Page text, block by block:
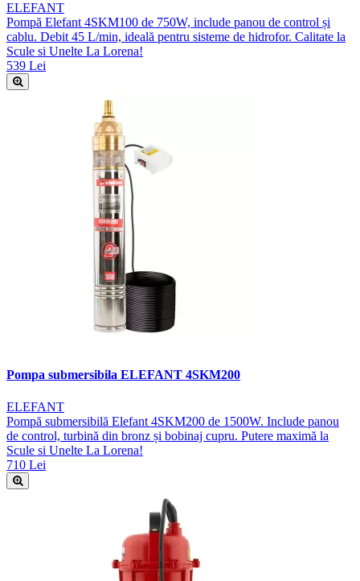
ELEFANT
Pompă Elefant 4SKM100 de 750W, include panou de control și
cablu. Debit 45 L/min, ideală pentru sisteme de hidrofor. Calitate la
Scule si Unelte La Lorena!
539 Lei
Pompa submersibila ELEFANT 4SKM200
ELEFANT
Pompă submersibilă Elefant 4SKM200 de 1500W. Include panou
de control, turbină din bronz și bobinaj cupru. Putere maximă la
Scule si Unelte La Lorena!
710 Lei